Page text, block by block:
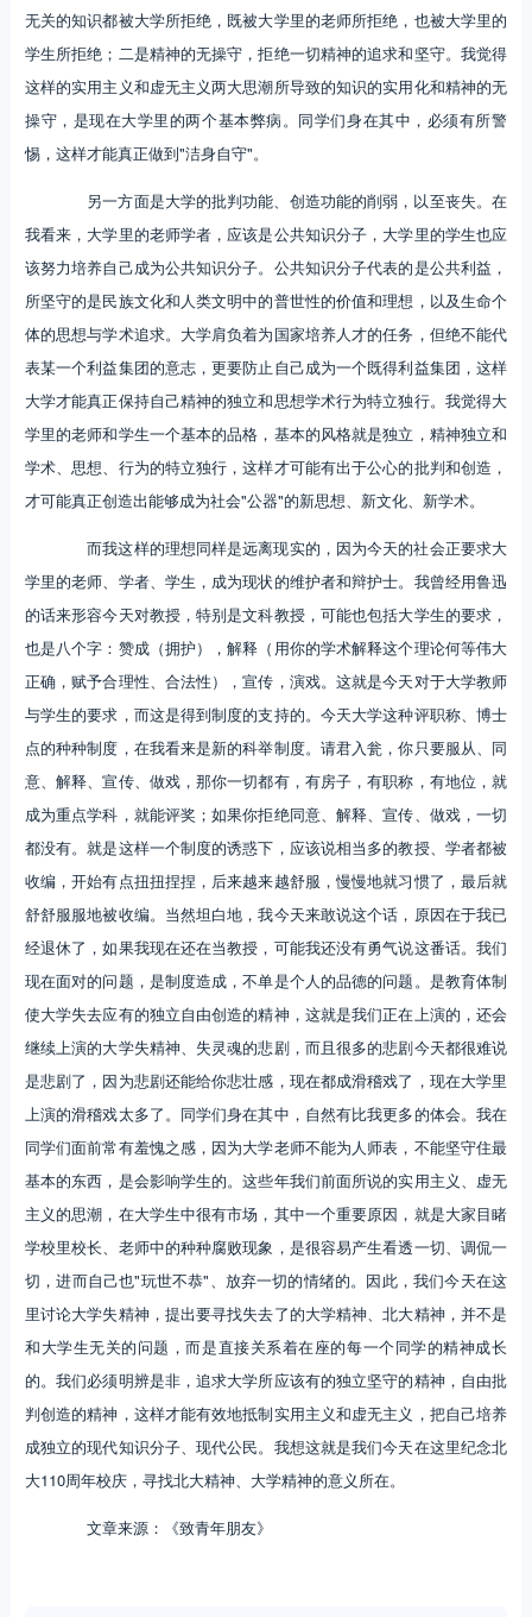
无关的知识都被大学所拒绝，既被大学里的老师所拒绝，也被大学里的
学生所拒绝；二是精神的无操守，拒绝一切精神的追求和坚守。我觉得
这样的实用主义和虚无主义两大思潮所导致的知识的实用化和精神的无
操守，是现在大学里的两个基本弊病。同学们身在其中，必须有所警
惕，这样才能真正做到"洁身自守"。
另一方面是大学的批判功能、创造功能的削弱，以至丧失。在
我看来，大学里的老师学者，应该是公共知识分子，大学里的学生也应
该努力培养自己成为公共知识分子。公共知识分子代表的是公共利益，
所坚守的是民族文化和人类文明中的普世性的价值和理想，以及生命个
体的思想与学术追求。大学肩负着为国家培养人才的任务，但绝不能代
表某一个利益集团的意志，更要防止自己成为一个既得利益集团，这样
大学才能真正保持自己精神的独立和思想学术行为特立独行。我觉得大
学里的老师和学生一个基本的品格，基本的风格就是独立，精神独立和
学术、思想、行为的特立独行，这样才可能有出于公心的批判和创造，
才可能真正创造出能够成为社会"公器"的新思想、新文化、新学术。
而我这样的理想同样是远离现实的，因为今天的社会正要求大
学里的老师、学者、学生，成为现状的维护者和辩护士。我曾经用鲁迅
的话来形容今天对教授，特别是文科教授，可能也包括大学生的要求，
也是八个字：赞成（拥护），解释（用你的学术解释这个理论何等伟大
正确，赋予合理性、合法性），宣传，演戏。这就是今天对于大学教师
与学生的要求，而这是得到制度的支持的。今天大学这种评职称、博士
点的种种制度，在我看来是新的科举制度。请君入瓮，你只要服从、同
意、解释、宣传、做戏，那你一切都有，有房子，有职称，有地位，就
成为重点学科，就能评奖；如果你拒绝同意、解释、宣传、做戏，一切
都没有。就是这样一个制度的诱惑下，应该说相当多的教授、学者都被
收编，开始有点扭扭捏捏，后来越来越舒服，慢慢地就习惯了，最后就
舒舒服服地被收编。当然坦白地，我今天来敢说这个话，原因在于我已
经退休了，如果我现在还在当教授，可能我还没有勇气说这番话。我们
现在面对的问题，是制度造成，不单是个人的品德的问题。是教育体制
使大学失去应有的独立自由创造的精神，这就是我们正在上演的，还会
继续上演的大学失精神、失灵魂的悲剧，而且很多的悲剧今天都很难说
是悲剧了，因为悲剧还能给你悲壮感，现在都成滑稽戏了，现在大学里
上演的滑稽戏太多了。同学们身在其中，自然有比我更多的体会。我在
同学们面前常有羞愧之感，因为大学老师不能为人师表，不能坚守住最
基本的东西，是会影响学生的。这些年我们前面所说的实用主义、虚无
主义的思潮，在大学生中很有市场，其中一个重要原因，就是大家目睹
学校里校长、老师中的种种腐败现象，是很容易产生看透一切、调侃一
切，进而自己也"玩世不恭"、放弃一切的情绪的。因此，我们今天在这
里讨论大学失精神，提出要寻找失去了的大学精神、北大精神，并不是
和大学生无关的问题，而是直接关系着在座的每一个同学的精神成长
的。我们必须明辨是非，追求大学所应该有的独立坚守的精神，自由批
判创造的精神，这样才能有效地抵制实用主义和虚无主义，把自己培养
成独立的现代知识分子、现代公民。我想这就是我们今天在这里纪念北
大110周年校庆，寻找北大精神、大学精神的意义所在。
文章来源：《致青年朋友》